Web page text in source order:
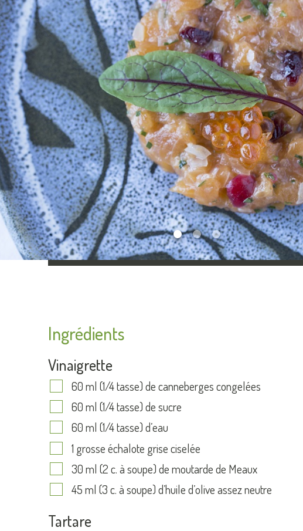
Ingrédients
Vinaigrette
60 ml (1/4 tasse) de canneberges congelées
60 ml (1/4 tasse) de sucre
60 ml (1/4 tasse) d’eau
1 grosse échalote grise ciselée
30 ml (2 c. à soupe) de moutarde de Meaux
45 ml (3 c. à soupe) d’huile d’olive assez neutre
Tartare